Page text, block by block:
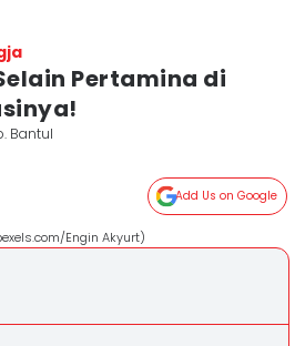
Pertamina di
Bantul
Add Us on Google
Engin Akyurt)